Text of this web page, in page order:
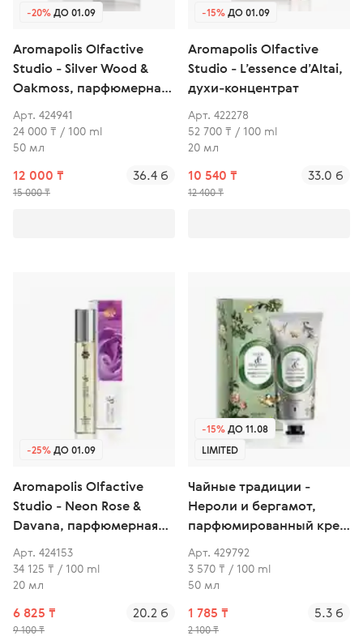
-20%ДО 01.09
Aromapolis Olfactive
Studio - Silver Wood &
Oakmoss, парфюмерная
вода
Арт. 424941
24 000 ₸ / 100 ml
50 мл
12 000 ₸
15 000 ₸
36.4 б
-15%ДО 01.09
Aromapolis Olfactive
Studio - L’essence d’Altai,
духи-концентрат
Арт. 422278
52 700 ₸ / 100 ml
20 мл
10 540 ₸
12 400 ₸
33.0 б
-25%ДО 01.09
Aromapolis Olfactive
Studio - Neon Rose &
Davana, парфюмерная
вода
Арт. 424153
34 125 ₸ / 100 ml
20 мл
6 825 ₸
9 100 ₸
20.2 б
-15%ДО 11.08
LIMITED
Чайные традиции -
Нероли и бергамот,
парфюмированный крем
для рук
Арт. 429792
3 570 ₸ / 100 ml
50 мл
1 785 ₸
2 100 ₸
5.3 б